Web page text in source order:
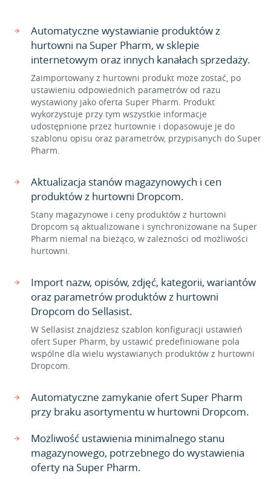
Automatyczne wystawianie produktów z
hurtowni na Super Pharm, w sklepie
internetowym oraz innych kanałach sprzedaży.
Zaimportowany z hurtowni produkt może zostać, po
ustawieniu odpowiednich parametrów od razu
wystawiony jako oferta Super Pharm. Produkt
wykorzystuje przy tym wszystkie informacje
udostępnione przez hurtownie i dopasowuje je do
szablonu opisu oraz parametrów, przypisanych do Super
Pharm.
Aktualizacja stanów magazynowych i cen
produktów z hurtowni Dropcom.
Stany magazynowe i ceny produktów z hurtowni
Dropcom są aktualizowane i synchronizowane na Super
Pharm niemal na bieżąco, w zależności od możliwości
hurtowni.
Import nazw, opisów, zdjęć, kategorii, wariantów
oraz parametrów produktów z hurtowni
Dropcom do Sellasist.
W Sellasist znajdziesz szablon konfiguracji ustawień
ofert Super Pharm, by ustawić predefiniowane pola
wspólne dla wielu wystawianych produktów z hurtowni
Dropcom.
Automatyczne zamykanie ofert Super Pharm
przy braku asortymentu w hurtowni Dropcom.
Możliwość ustawienia minimalnego stanu
magazynowego, potrzebnego do wystawienia
oferty na Super Pharm.